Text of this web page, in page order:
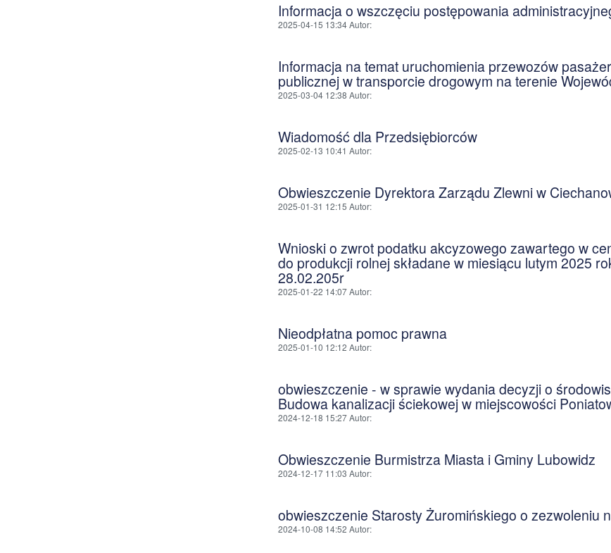
Informacja o wszczęciu postępowania
2025-04-15 13:34Autor:
Informacja na temat uruchomienia przewozów
publicznej w transporcie drogowym na terenie
2025-03-04 12:38 Autor:
Wiadomość dla Przedsiębiorców
2025-02-13 10:41 Autor:
Obwieszczenie Dyrektora Zarządu Zlewni w
2025-01-31 12:15 Autor:
Wnioski o zwrot podatku akcyzowego zawartego w
do produkcji rolnej składane w miesiącu lutym 2025
28.02.205r
2025-01-22 14:07Autor:
Nieodpłatna pomoc prawna
2025-01-10 12:12 Autor:
obwieszczenie - w sprawie wydania decyzji o
Budowa kanalizacji ściekowej w miejscowości
2024-12-18 15:27Autor:
Obwieszczenie Burmistrza Miasta i Gminy Lubowidz
2024-12-17 11:03 Autor:
obwieszczenie Starosty Żuromińskiego o zezwoleniu
2024-10-08 14:52 Autor: